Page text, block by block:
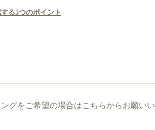
る5つのポイント
グをご希望の場合はこちらからお願いい